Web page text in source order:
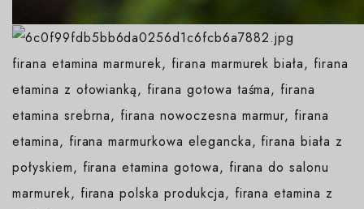
firana etamina marmurek, firana marmurek biała, firana
etamina z ołowianką, firana gotowa taśma, firana
etamina srebrna, firana nowoczesna marmur, firana
etamina, firana marmurkowa elegancka, firana biała z
połyskiem, firana etamina gotowa, firana do salonu
marmurek, firana polska produkcja, firana etamina z